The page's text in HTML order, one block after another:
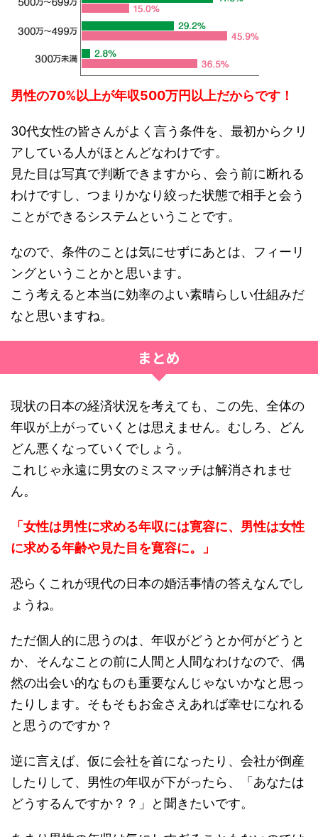
男性の70%以上が年収500万円以上だからです！
30代女性の皆さんがよく言う条件を、最初からクリ
アしている人がほとんどなわけです。
見た目は写真で判断できますから、会う前に断れる
わけですし、つまりかなり絞った状態で相手と会う
ことができるシステムということです。
なので、条件のことは気にせずにあとは、フィーリ
ングということかと思います。
こう考えると本当に効率のよい素晴らしい仕組みだ
なと思いますね。
まとめ
現状の日本の経済状況を考えても、この先、全体の
年収が上がっていくとは思えません。むしろ、どん
どん悪くなっていくでしょう。
これじゃ永遠に男女のミスマッチは解消されませ
ん。
「女性は男性に求める年収には寛容に、男性は女性
に求める年齢や見た目を寛容に。」
恐らくこれが現代の日本の婚活事情の答えなんでし
ょうね。
ただ個人的に思うのは、年収がどうとか何がどうと
か、そんなことの前に人間と人間なわけなので、偶
然の出会い的なものも重要なんじゃないかなと思っ
たりします。そもそもお金さえあれば幸せになれる
と思うのですか？
逆に言えば、仮に会社を首になったり、会社が倒産
したりして、男性の年収が下がったら、「あなたは
どうするんですか？？」と聞きたいです。